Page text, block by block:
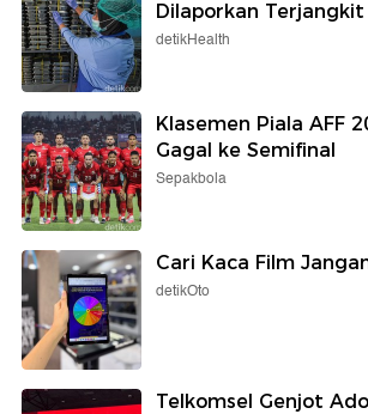
Dilaporkan
detikHealth
Klasemen Piala AFF
Gagal ke Semifinal
Sepakbola
Cari Kaca Film
detikOto
Telkomsel Genjot